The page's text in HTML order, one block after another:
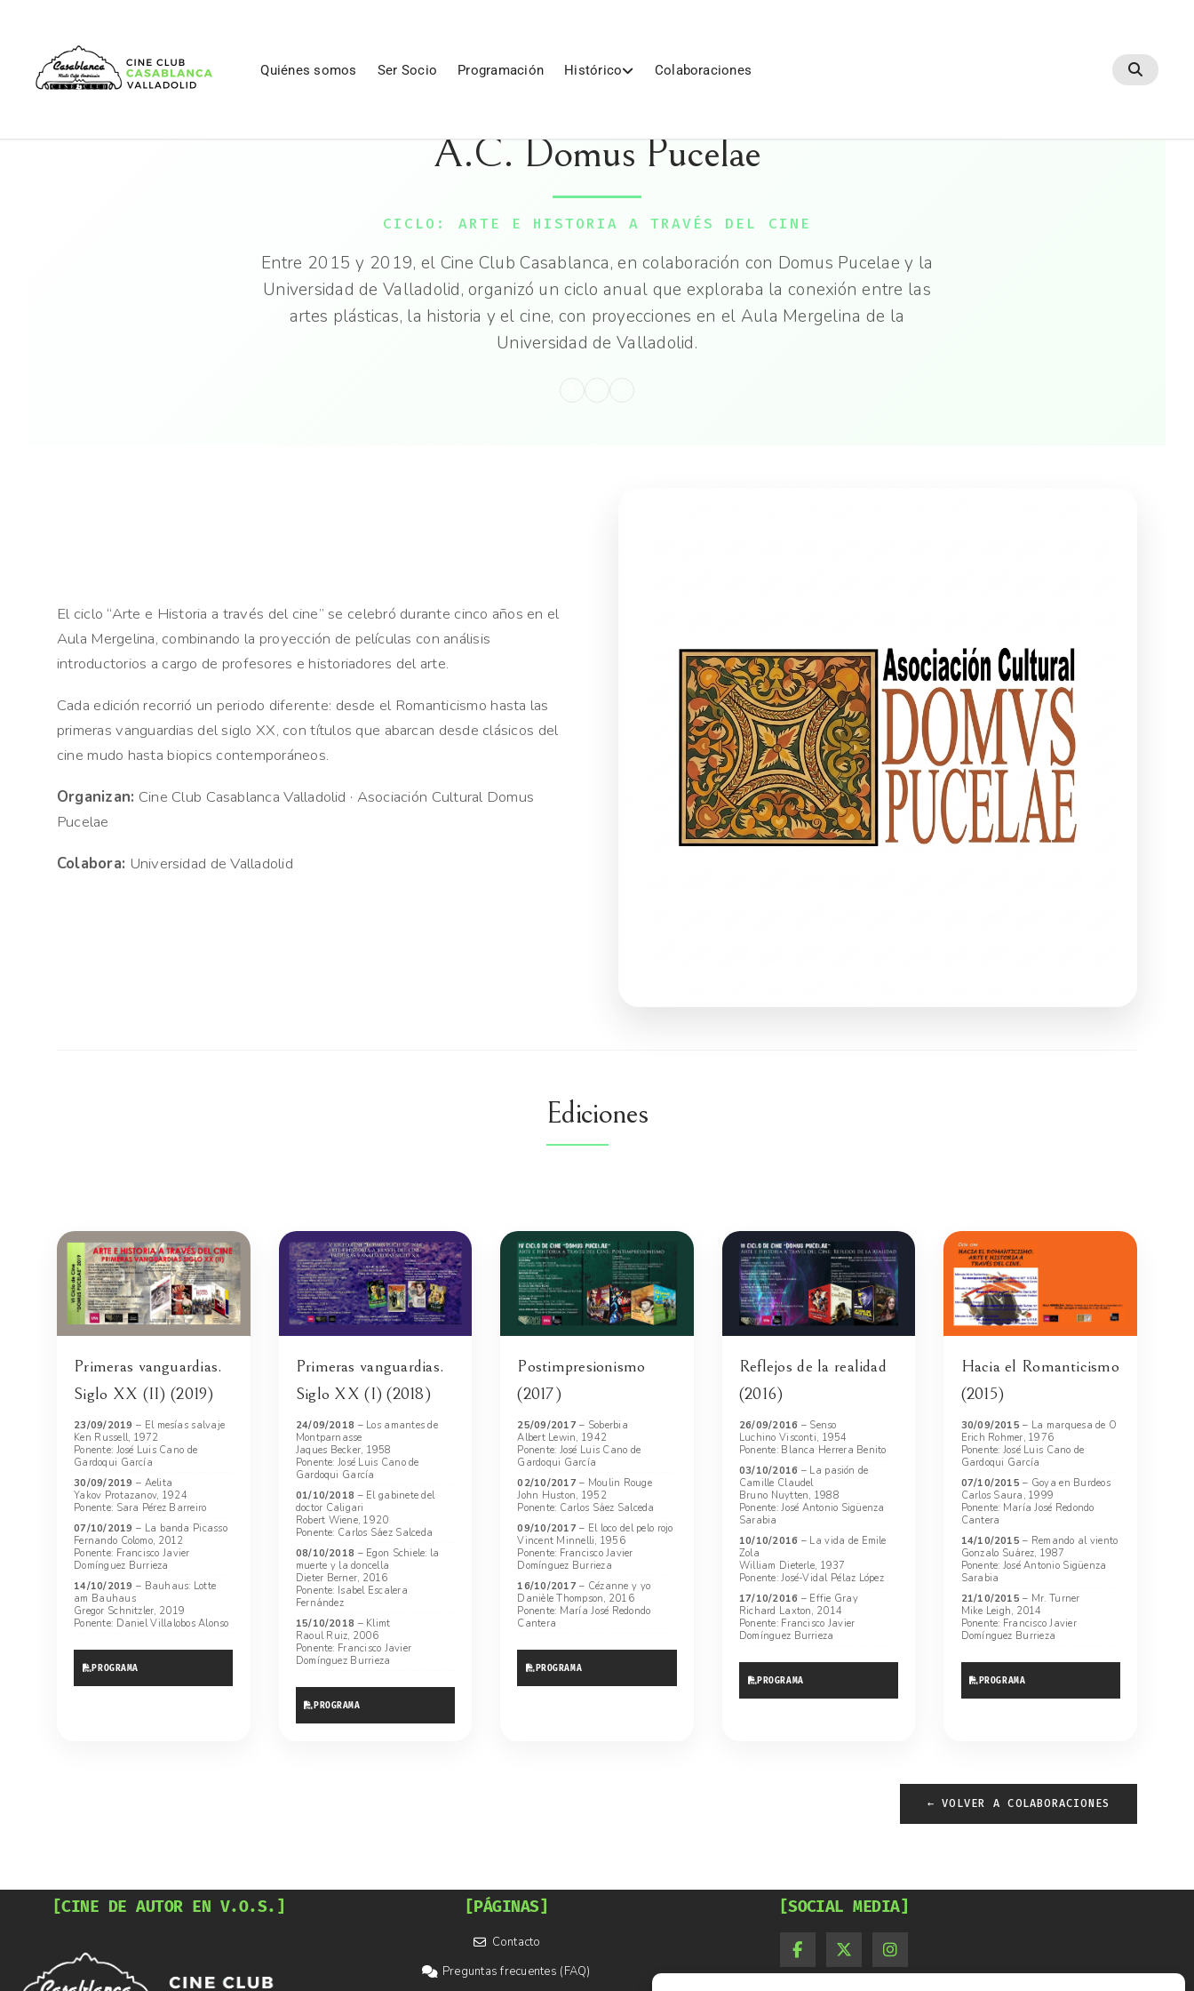
Quiénes somos Ser Socio Programación Histórico Colaboraciones
A.C. Domus Pucelae
CICLO: ARTE E HISTORIA A TRAVÉS DEL CINE
Entre 2015 y 2019, el Cine Club Casablanca, en colaboración con Domus Pucelae y la
Universidad de Valladolid, organizó un ciclo anual que exploraba la conexión entre las
artes plásticas, la historia y el cine, con proyecciones en el Aula Mergelina de la
Universidad de Valladolid.
El ciclo “Arte e Historia a través del cine” se celebró durante cinco años en el
Aula Mergelina, combinando la proyección de películas con análisis
introductorios a cargo de profesores e historiadores del arte.
Cada edición recorrió un periodo diferente: desde el Romanticismo hasta las
primeras vanguardias del siglo XX, con títulos que abarcan desde clásicos del
cine mudo hasta biopics contemporáneos.
Organizan: Cine Club Casablanca Valladolid · Asociación Cultural Domus
Pucelae
Colabora: Universidad de Valladolid
Ediciones
Primeras vanguardias.
Siglo XX (II) (2019)
23/09/2019 – El mesías salvaje
Ken Russell, 1972
Ponente: José Luis Cano de
Gardoqui García
30/09/2019 – Aelita
Yakov Protazanov, 1924
Ponente: Sara Pérez Barreiro
07/10/2019 – La banda Picasso
Fernando Colomo, 2012
Ponente: Francisco Javier
Domínguez Burrieza
14/10/2019 – Bauhaus: Lotte
am Bauhaus
Gregor Schnitzler, 2019
Ponente: Daniel Villalobos Alonso
PROGRAMA
Primeras vanguardias.
Siglo XX (I) (2018)
24/09/2018 – Los amantes de
Montparnasse
Jaques Becker, 1958
Ponente: José Luis Cano de
Gardoqui García
01/10/2018 – El gabinete del
doctor Caligari
Robert Wiene, 1920
Ponente: Carlos Sáez Salceda
08/10/2018 – Egon Schiele: la
muerte y la doncella
Dieter Berner, 2016
Ponente: Isabel Escalera
Fernández
15/10/2018 – Klimt
Raoul Ruiz, 2006
Ponente: Francisco Javier
Domínguez Burrieza
PROGRAMA
Postimpresionismo
(2017)
25/09/2017 – Soberbia
Albert Lewin, 1942
Ponente: José Luis Cano de
Gardoqui García
02/10/2017 – Moulin Rouge
John Huston, 1952
Ponente: Carlos Sáez Salceda
09/10/2017 – El loco del pelo rojo
Vincent Minnelli, 1956
Ponente: Francisco Javier
Domínguez Burrieza
16/10/2017 – Cézanne y yo
Danièle Thompson, 2016
Ponente: María José Redondo
Cantera
PROGRAMA
Reflejos de la realidad
(2016)
26/09/2016 – Senso
Luchino Visconti, 1954
Ponente: Blanca Herrera Benito
03/10/2016 – La pasión de
Camille Claudel
Bruno Nuytten, 1988
Ponente: José Antonio Sigüenza
Sarabia
10/10/2016 – La vida de Emile
Zola
William Dieterle, 1937
Ponente: José-Vidal Pélaz López
17/10/2016 – Effie Gray
Richard Laxton, 2014
Ponente: Francisco Javier
Domínguez Burrieza
PROGRAMA
Hacia el Romanticismo
(2015)
30/09/2015 – La marquesa de O
Erich Rohmer, 1976
Ponente: José Luis Cano de
Gardoqui García
07/10/2015 – Goya en Burdeos
Carlos Saura, 1999
Ponente: María José Redondo
Cantera
14/10/2015 – Remando al viento
Gonzalo Suárez, 1987
Ponente: José Antonio Sigüenza
Sarabia
21/10/2015 – Mr. Turner
Mike Leigh, 2014
Ponente: Francisco Javier
Domínguez Burrieza
PROGRAMA
← VOLVER A COLABORACIONES
[CINE DE AUTOR EN V.O.S.] [PÁGINAS]
Contacto
Preguntas frecuentes (FAQ)
[SOCIAL MEDIA]